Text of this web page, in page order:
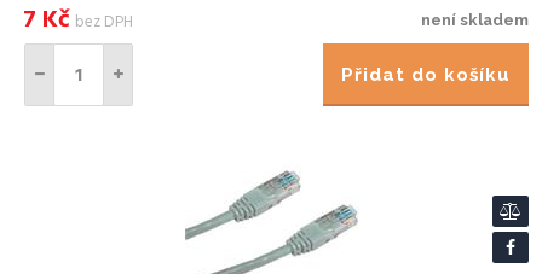
není skladem
7 Kč bez DPH
Přidat do košíku